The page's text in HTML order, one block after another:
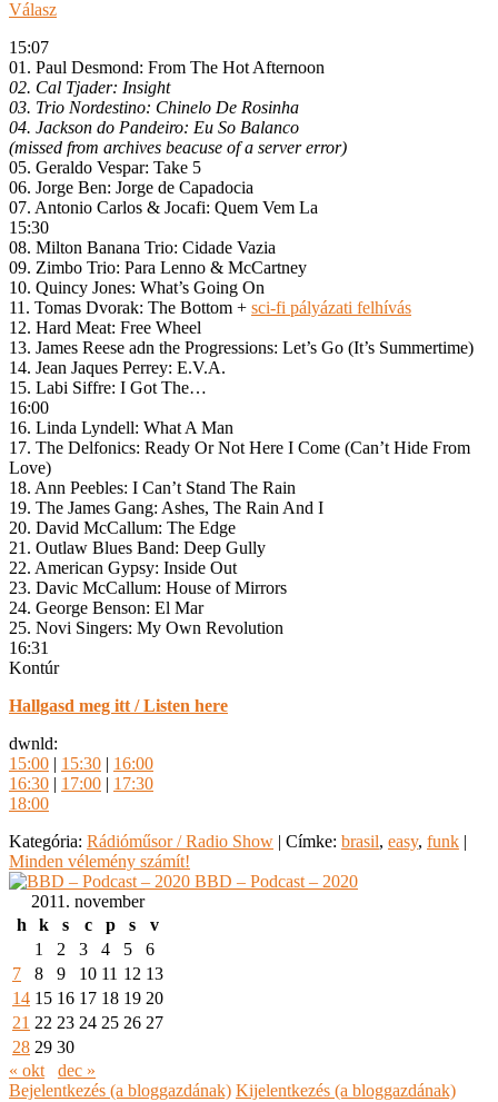
Válasz
15:07
01. Paul Desmond: From The Hot Afternoon
02. Cal Tjader: Insight
03. Trio Nordestino: Chinelo De Rosinha
04. Jackson do Pandeiro: Eu So Balanco
(missed from archives beacuse of a server error)
05. Geraldo Vespar: Take 5
06. Jorge Ben: Jorge de Capadocia
07. Antonio Carlos & Jocafi: Quem Vem La
15:30
08. Milton Banana Trio: Cidade Vazia
09. Zimbo Trio: Para Lenno & McCartney
10. Quincy Jones: What’s Going On
11. Tomas Dvorak: The Bottom + sci-fi pályázati felhívás
12. Hard Meat: Free Wheel
13. James Reese adn the Progressions: Let’s Go (It’s Summertime)
14. Jean Jaques Perrey: E.V.A.
15. Labi Siffre: I Got The…
16:00
16. Linda Lyndell: What A Man
17. The Delfonics: Ready Or Not Here I Come (Can’t Hide From
Love)
18. Ann Peebles: I Can’t Stand The Rain
19. The James Gang: Ashes, The Rain And I
20. David McCallum: The Edge
21. Outlaw Blues Band: Deep Gully
22. American Gypsy: Inside Out
23. Davic McCallum: House of Mirrors
24. George Benson: El Mar
25. Novi Singers: My Own Revolution
16:31
Kontúr
Hallgasd meg itt / Listen here
dwnld:
15:00 | 15:30 | 16:00
16:30 | 17:00 | 17:30
18:00
Kategória: Rádióműsor / Radio Show | Címke: brasil, easy, funk |
Minden vélemény számít!
BBD – Podcast – 2020
2011. november
h
k s c p s
v
1
2 3 4 5
6
7
8 9 10 11 12 13
14 15 16 17 18 19 20
21 22 23 24 25 26 27
28 29 30
« okt
dec »
Bejelentkezés (a bloggazdának) Kijelentkezés (a bloggazdának)